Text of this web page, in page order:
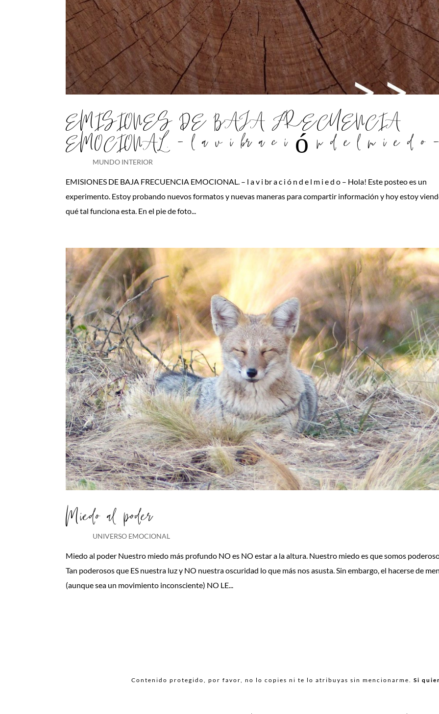
EMISIONES DE BAJA FRECUENCIA
EMOCIONAL. – l a v i br a c i ó n d e l m i e d o
MUNDO INTERIOR
EMISIONES DE BAJA FRECUENCIA EMOCIONAL. – l a v i br a c i ó n d e l m i e d o – Hola! Este posteo es un
experimento. Estoy probando nuevos formatos y nuevas maneras para compartir información y hoy estoy
qué tal funciona esta. En el pie de foto...
Miedo al poder
UNIVERSO EMOCIONAL
Miedo al poder Nuestro miedo más profundo NO es NO estar a la altura. Nuestro miedo es que somos
Tan poderosos que ES nuestra luz y NO nuestra oscuridad lo que más nos asusta. Sin embargo, el hacerse de
(aunque sea un movimiento inconsciente) NO LE...
Contenido protegido, por favor, no lo copies ni te lo atribuyas sin mencionarme. Si